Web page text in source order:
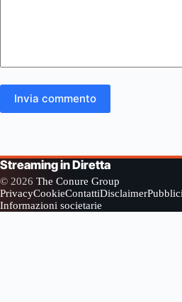
Invia commento
Streaming in Diretta
© 2026 The Conure Group
PrivacyCookieContattiDisclaimer
Informazioni societarie